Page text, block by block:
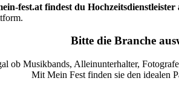
fest.at findest du
Bitte die Branche
ob Musikbands, Alleinunterhalter,
Mit Mein Fest finden sie den idealen